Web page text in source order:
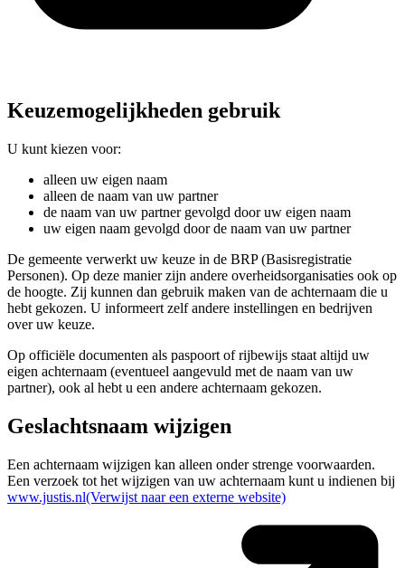
Keuzemogelijkheden gebruik
U kunt kiezen voor:
alleen uw eigen naam
alleen de naam van uw partner
de naam van uw partner gevolgd door uw eigen naam
uw eigen naam gevolgd door de naam van uw partner
De gemeente verwerkt uw keuze in de BRP (Basisregistratie
Personen). Op deze manier zijn andere overheidsorganisaties ook op
de hoogte. Zij kunnen dan gebruik maken van de achternaam die u
hebt gekozen. U informeert zelf andere instellingen en bedrijven
over uw keuze.
Op officiële documenten als paspoort of rijbewijs staat altijd uw
eigen achternaam (eventueel aangevuld met de naam van uw
partner), ook al hebt u een andere achternaam gekozen.
Geslachtsnaam wijzigen
Een achternaam wijzigen kan alleen onder strenge voorwaarden.
Een verzoek tot het wijzigen van uw achternaam kunt u indienen bij
www.justis.nl(Verwijst naar een externe website)